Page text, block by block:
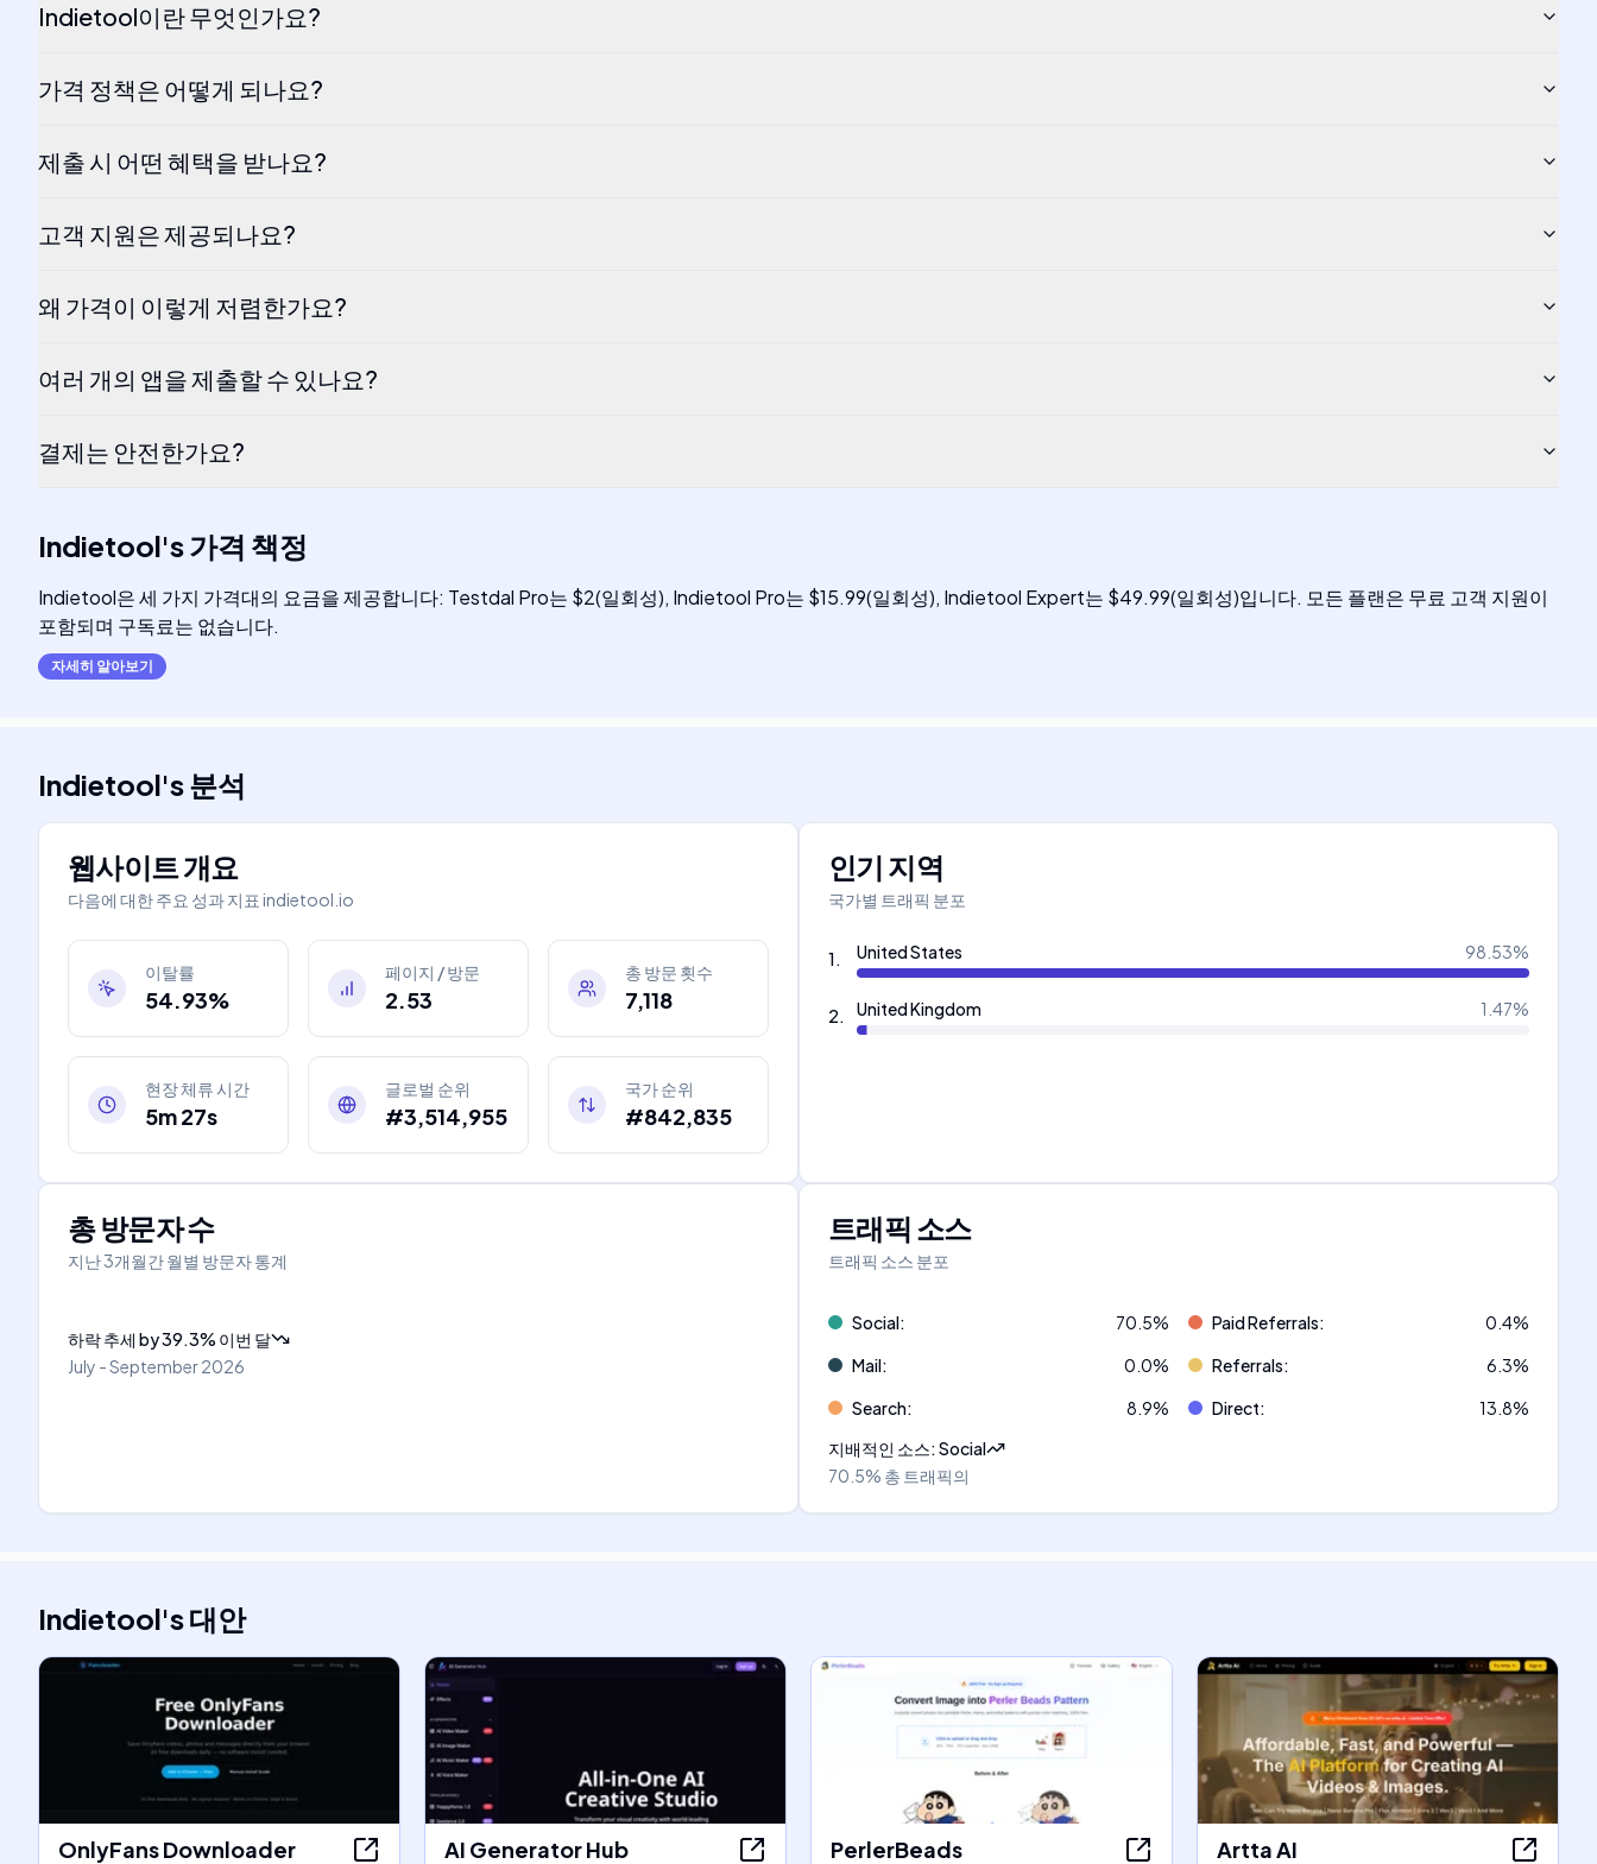
Indietool이란 무엇인가요?
가격 정책은 어떻게 되나요?
제출 시 어떤 혜택을 받나요?
고객 지원은 제공되나요?
왜 가격이 이렇게 저렴한가요?
여러 개의 앱을 제출할 수 있나요?
결제는 안전한가요?
Indietool's가격 책정
Indietool은 세 가지 가격대의 요금을 제공합니다: Testdal Pro는 $2(일회성), Indietool Pro는 $15.99(일회성), Indietool Expert는 $49.99(일회성)입니다. 모든 플랜은 무료 고객 지원이
포함되며 구독료는 없습니다.
자세히 알아보기
Indietool's분석
웹사이트 개요
다음에 대한 주요 성과 지표 indietool.io
이탈률
54.93%
페이지 / 방문
2.53
총 방문 횟수
7,118
현장 체류 시간
5m 27s
글로벌 순위
#3,514,955
국가 순위
#842,835
인기 지역
국가별 트래픽 분포
1. United States 98.53%
2. United Kingdom 1.47%
총 방문자 수
지난 3개월간 월별 방문자 통계
하락 추세 by39.3% 이번 달
July - September 2026
트래픽 소스
트래픽 소스 분포
Social: 70.5% Paid Referrals: 0.4%
Mail: 0.0% Referrals: 6.3%
Search: 8.9% Direct: 13.8%
지배적인 소스:Social
70.5% 총 트래픽의
Indietool's대안
OnlyFans Downloader AI Generator Hub PerlerBeads Artta AI